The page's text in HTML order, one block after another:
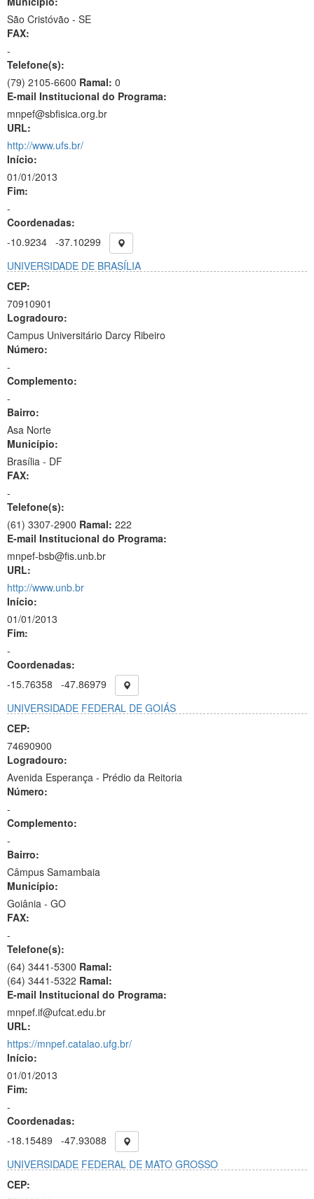
São Cristóvão - SE
FAX:
-
Telefone(s):
(79) 2105-6600 Ramal: 0
E-mail Institucional do Programa:
mnpef@sbfisica.org.br
URL:
http://www.ufs.br/
Início:
01/01/2013
Fim:
-
Coordenadas:
-10.9234 -37.10299
UNIVERSIDADE DE BRASÍLIA
CEP:
70910901
Logradouro:
Campus Universitário Darcy Ribeiro
Número:
-
Complemento:
-
Bairro:
Asa Norte
Município:
Brasília - DF
FAX:
-
Telefone(s):
(61) 3307-2900 Ramal: 222
E-mail Institucional do Programa:
mnpef-bsb@fis.unb.br
URL:
http://www.unb.br
Início:
01/01/2013
Fim:
-
Coordenadas:
-15.76358
-47.86979
UNIVERSIDADE FEDERAL DE GOIÁS
CEP:
74690900
Logradouro:
Avenida Esperança - Prédio da Reitoria
Número:
-
Complemento:
-
Bairro:
Câmpus Samambaia
Município:
Goiânia - GO
FAX:
-
Telefone(s):
(64) 3441-5300 Ramal:
(64) 3441-5322 Ramal:
E-mail Institucional do Programa:
mnpef.if@ufcat.edu.br
URL:
https://mnpef.catalao.ufg.br/
Início:
01/01/2013
Fim:
-
Coordenadas:
-18.15489
-47.93088
UNIVERSIDADE FEDERAL DE MATO GROSSO
CEP: